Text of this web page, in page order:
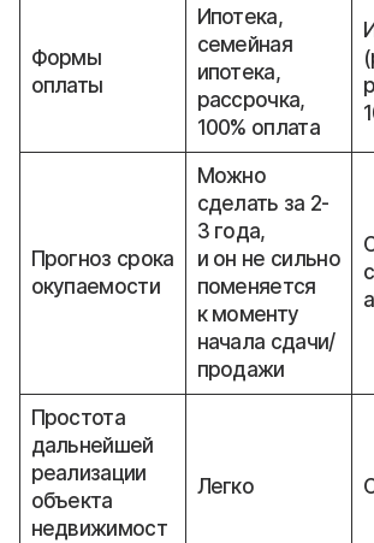
Формы
оплаты
Ипотека,
семейная
ипотека,
рассрочка,
100% оплата
Прогноз срока
окупаемости
Можно
сделать за 2-
3 года,
и он не сильно
поменяется
к моменту
начала сдачи/
продажи
Простота
дальнейшей
реализации
объекта
недвижимост
Легко